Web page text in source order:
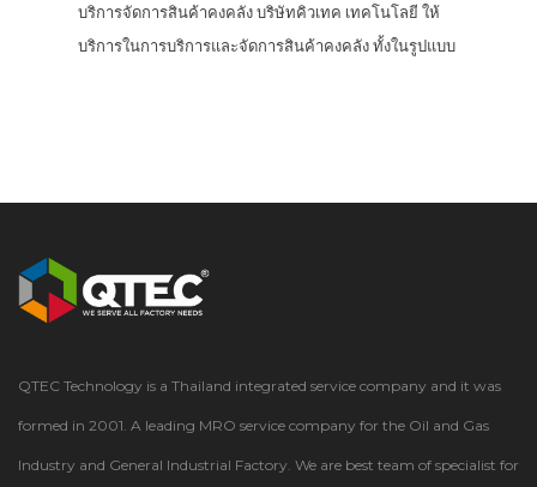
บริการจัดการสินค้าคงคลัง บริษัทคิวเทค เทคโนโลยี ให้
บริการในการบริการและจัดการสินค้าคงคลัง ทั้งในรูปแบบ
QTEC Technology is a Thailand integrated service company and it was
formed in 2001. A leading MRO service company for the Oil and Gas
Industry and General Industrial Factory. We are best team of specialist for